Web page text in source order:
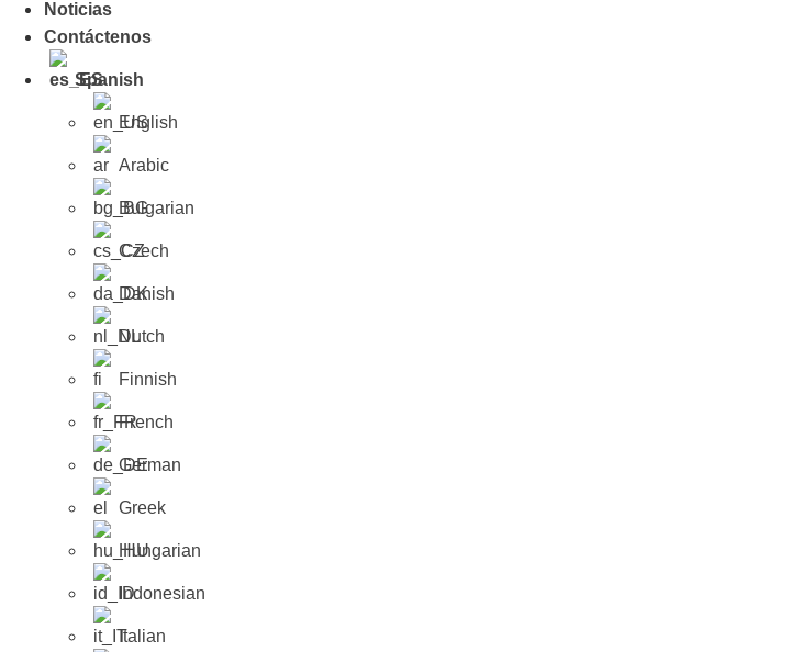
Noticias
Contáctenos
Spanish
English
Arabic
Bulgarian
Czech
Danish
Dutch
Finnish
French
German
Greek
Hungarian
Indonesian
Italian